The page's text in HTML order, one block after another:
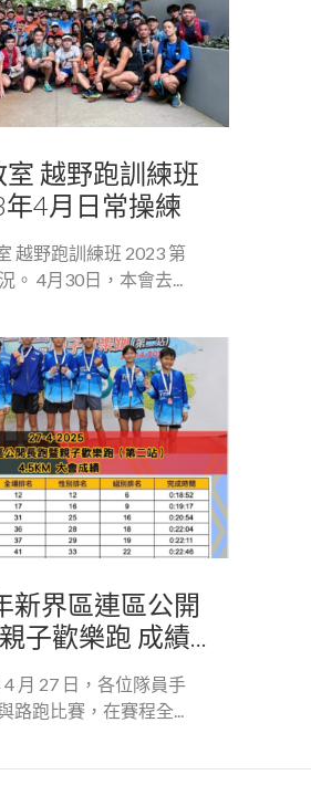
室 越野跑訓練班
4月日常操練
越野跑訓練班 2023 第
。 4月30日，本會去...
新界區連區公開
子歡樂跑 成績...
4 月 27 日，各位隊員手
路跑比賽，在賽程全...